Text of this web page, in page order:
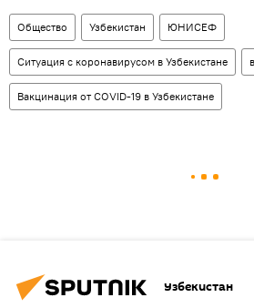
Общество Узбекистан ЮНИСЕФ
Ситуация с коронавирусом в Узбекистане
Вакцинация от COVID-19 в Узбекистане
Узбекистан